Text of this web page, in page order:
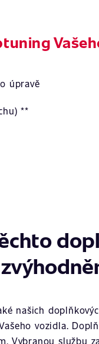
úpravě
**
našich
vozidla.
Vybranou službu